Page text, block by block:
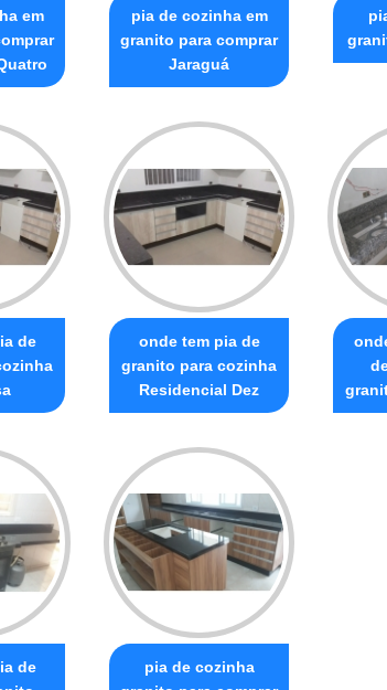
em
pia de cozinha em
granito para comprar
Jaraguá
de
onde tem pia de
granito para cozinha
Residencial Dez
de
pia de cozinha